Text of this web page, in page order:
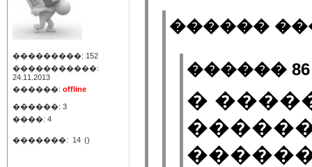
���������: 152
�����������:
24.11.2013
������: offline
������: 3
����: 4
�������: 14 ()
������
������
�